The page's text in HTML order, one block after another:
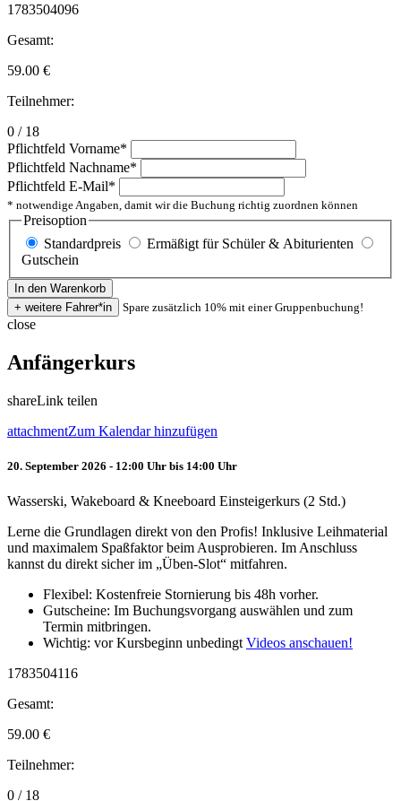
1783504096
Gesamt:
59.00 €
Teilnehmer:
0 / 18
Pflichtfeld Vorname*
Pflichtfeld Nachname*
Pflichtfeld E-Mail*
* notwendige Angaben, damit wir die Buchung richtig zuordnen können
Preisoption
Standardpreis
Ermäßigt für Schüler & Abiturienten
Gutschein
Spare zusätzlich 10% mit einer Gruppenbuchung!
close
Anfängerkurs
shareLink teilen
attachmentZum Kalendar hinzufügen
20. September 2026 - 12:00 Uhr bis 14:00 Uhr
Wasserski, Wakeboard & Kneeboard Einsteigerkurs (2 Std.)
Lerne die Grundlagen direkt von den Profis! Inklusive Leihmaterial
und maximalem Spaßfaktor beim Ausprobieren. Im Anschluss
kannst du direkt sicher im „Üben-Slot“ mitfahren.
Flexibel: Kostenfreie Stornierung bis 48h vorher.
Gutscheine: Im Buchungsvorgang auswählen und zum
Termin mitbringen.
Wichtig: vor Kursbeginn unbedingt Videos anschauen!
1783504116
Gesamt:
59.00 €
Teilnehmer:
0 / 18